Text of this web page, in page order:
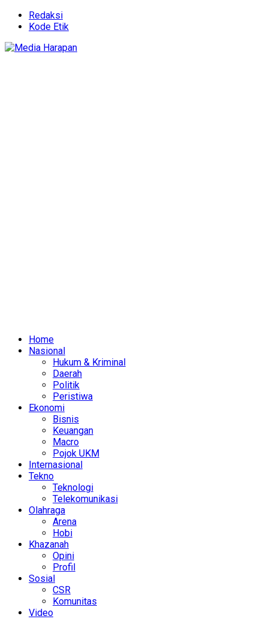
Redaksi
Kode Etik
Home
Nasional
Hukum & Kriminal
Daerah
Politik
Peristiwa
Ekonomi
Bisnis
Keuangan
Macro
Pojok UKM
Internasional
Tekno
Teknologi
Telekomunikasi
Olahraga
Arena
Hobi
Khazanah
Opini
Profil
Sosial
CSR
Komunitas
Video